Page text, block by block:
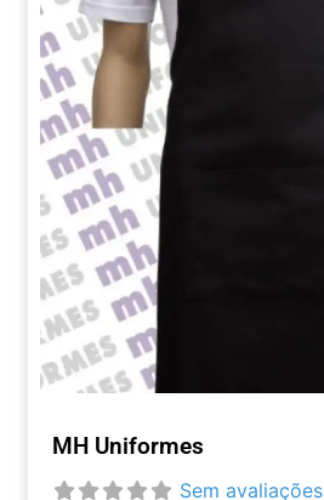
MH Uniformes
Sem avaliações